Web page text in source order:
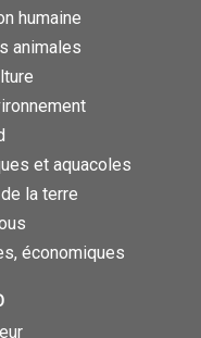
humaine
animales
et aquacoles
la terre
économiques